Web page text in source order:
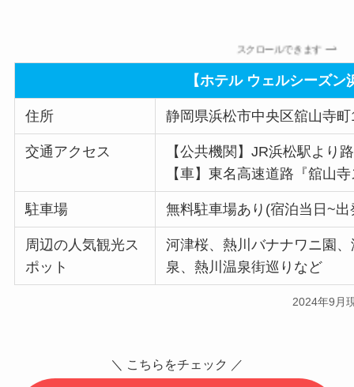
スクロールできます
【ホテル ウェルシーズ
住所 静岡県浜松市中央区舘山寺
交通アクセス
【公共機関】JR浜松駅より
【車】東名高速道路『舘山
駐車場 無料駐車場あり(宿泊当日~出
周辺の人気観光ス
ポット
河津桜、熱川バナナワニ園
泉、熱川温泉街巡りなど
2024年9月
＼ こちらをチェック ／